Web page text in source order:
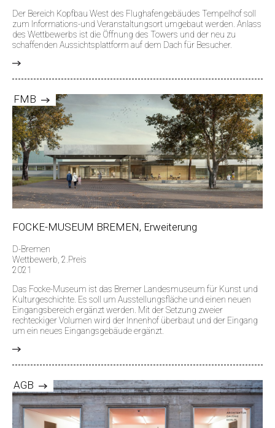
Der Bereich Kopfbau West des Flughafengebäudes Tempelhof soll
zum Informations-und Veranstaltungsort umgebaut werden. Anlass
des Wettbewerbs ist die Öffnung des Towers und der neu zu
schaffenden Aussichtsplattform auf dem Dach für Besucher.
FMB
FOCKE-MUSEUM BREMEN, Erweiterung
D-Bremen
Wettbewerb, 2.Preis
2021
Das Focke-Museum ist das Bremer Landesmuseum für Kunst und
Kulturgeschichte. Es soll um Ausstellungsfläche und einen neuen
Eingangsbereich ergänzt werden. Mit der Setzung zweier
rechteckiger Volumen wird der Innenhof überbaut und der Eingang
um ein neues Eingangsgebäude ergänzt.
AGB